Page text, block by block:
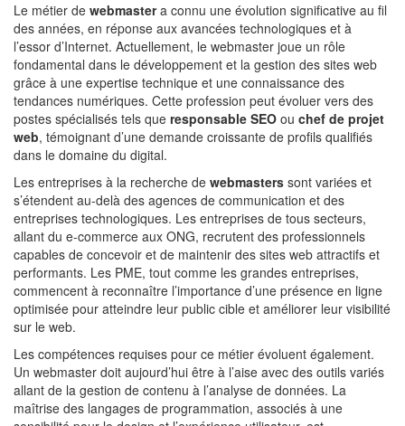
Le métier de webmastera connu une évolution significative au fil
des années, en réponse aux avancées technologiques et à
l’essor d’Internet. Actuellement, le webmaster joue un rôle
fondamental dans le développement et la gestion des sites web
grâce à une expertise technique et une connaissance des
tendances numériques. Cette profession peut évoluer vers des
postes spécialisés tels que responsable SEO ou chef de projet
web, témoignant d’une demande croissante de profils qualifiés
dans le domaine du digital.
Les entreprises à la recherche de webmasters sont variées et
s’étendent au-delà des agences de communication et des
entreprises technologiques. Les entreprises de tous secteurs,
allant du e-commerce aux ONG, recrutent des professionnels
capables de concevoir et de maintenir des sites web attractifs et
performants. Les PME, tout comme les grandes entreprises,
commencent à reconnaître l’importance d’une présence en ligne
optimisée pour atteindre leur public cible et améliorer leur visibilité
sur le web.
Les compétences requises pour ce métier évoluent également.
Un webmaster doit aujourd’hui être à l’aise avec des outils variés
allant de la gestion de contenu à l’analyse de données. La
maîtrise des langages de programmation, associés à une